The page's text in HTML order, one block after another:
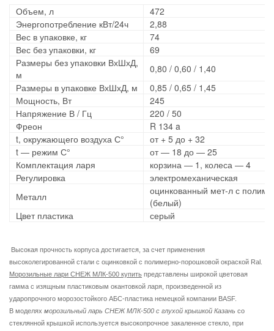
Объем, л
472
Энергопотребление кВт/24ч
2,88
Вес в упаковке, кг
74
Вес без упаковки, кг
69
Размеры без упаковки ВхШхД,
м
0,80 / 0,60 / 1,40
Размеры в упаковке ВхШхД, м
0,85 / 0,65 / 1,45
Мощность, Вт
245
Напряжение В / Гц
220 / 50
Фреон
R 134 a
t, окружающего воздуха С°
от + 5 до + 32
t ― режим С°
от ― 18 до ― 25
Комплектация ларя
корзина ― 1, колеса ― 4
Регулировка
электромеханическая
Металл
оцинкованный мет-л с
(белый)
Цвет пластика
серый
Высокая прочность корпуса достигается, за счет применения
высоколегированной стали с оцинковкой с полимерно-порошковой окраской Ral
Морозильные лари СНЕЖ МЛК-500 купить представлены широкой цветовая
гамма с изящным пластиковым окантовкой ларя, произведенной из
ударопрочного морозостойкого АБС-пластика немецкой компании BASF.
В моделях морозильный ларь СНЕЖ МЛК-500 с глухой крышкой Казань со
стеклянной крышкой используется высокопрочное закаленное стекло, при